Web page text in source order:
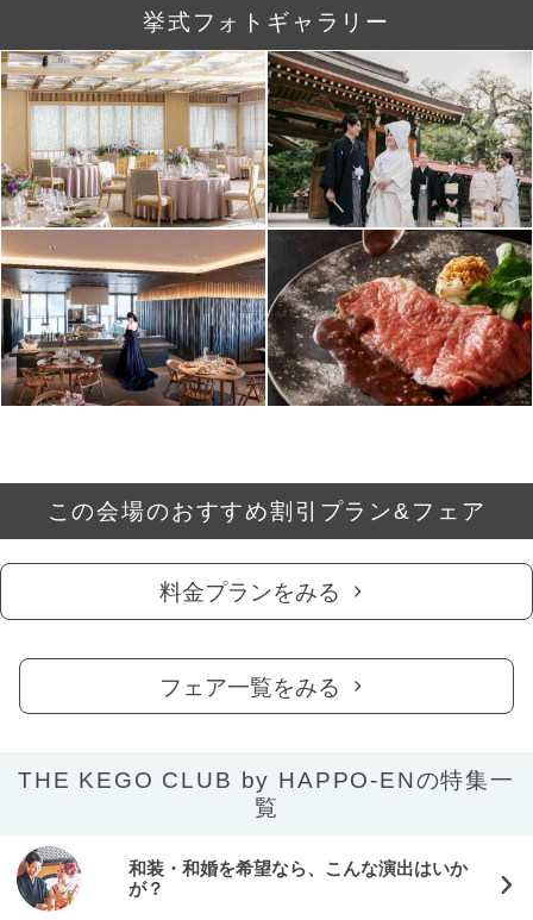
挙式フォトギャラリー
この会場のおすすめ割引プラン&フェア
料金プランをみる
フェア一覧をみる
THE KEGO CLUB by HAPPO-ENの特集一
覧
和装・和婚を希望なら、こんな演出はいか
が？